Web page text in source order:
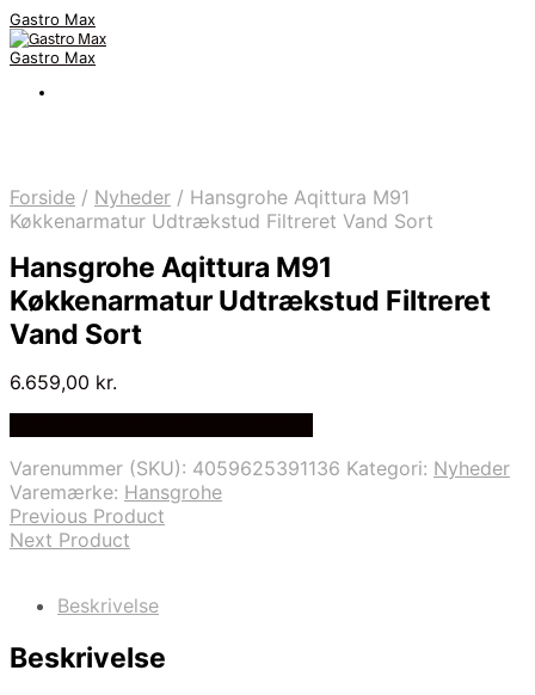
Gastro Max
Gastro Max
Forside / Nyheder / Hansgrohe Aqittura M91
Køkkenarmatur Udtrækstud Filtreret Vand Sort
Hansgrohe Aqittura M91
Køkkenarmatur Udtrækstud Filtreret
Vand Sort
6.659,00 kr.
Varenummer (SKU): 4059625391136 Kategori: Nyheder
Varemærke: Hansgrohe
Previous Product
Next Product
Beskrivelse
Beskrivelse